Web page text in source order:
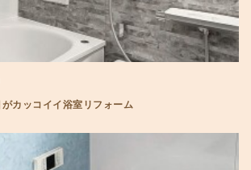
カッコイイ浴室リフォーム